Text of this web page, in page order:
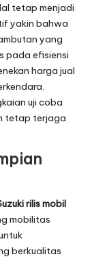
tetap menjadi
yakin bahwa
yang
pada efisiensi
harga jual
uji coba
tetap terjaga
rilis mobil
mobilitas
berkualitas